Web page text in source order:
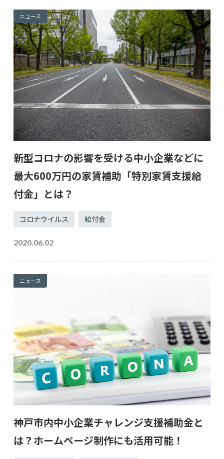
ニュース
新型コロナの影響を受ける中小企業などに
最大600万円の家賃補助「特別家賃支援給
付金」とは？
コロナウイルス 給付金
2020.06.02
ニュース
神戸市内中小企業チャレンジ支援補助金と
は？ホームページ制作にも活用可能！